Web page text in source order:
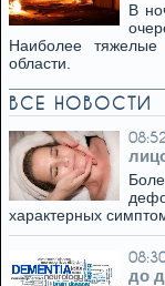
В
Наиболее тяжелые
области.
ВСЕ НОВОСТИ
характерных
до